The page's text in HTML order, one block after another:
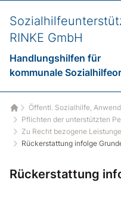
RINKE GmbH
Handlungshilfen für
kommunale
Startseite
Öffentl. Sozialhilfe,
Pflichten der unterstützten
Zu Recht bezogene
Rückerstattung infolge
Rückerstattung